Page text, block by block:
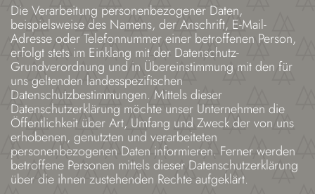
Die Verarbeitung personenbezogener Daten,
beispielsweise des Namens, der Anschrift, E-Mail-
Adresse oder Telefonnummer einer betroffenen Person,
erfolgt stets im Einklang mit der Datenschutz-
Grundverordnung und in Übereinstimmung mit den für
uns geltenden landesspezifischen
Datenschutzbestimmungen. Mittels dieser
Datenschutzerklärung möchte unser Unternehmen die
Öffentlichkeit über Art, Umfang und Zweck der von uns
erhobenen, genutzten und verarbeiteten
personenbezogenen Daten informieren. Ferner werden
betroffene Personen mittels dieser Datenschutzerklärung
über die ihnen zustehenden Rechte aufgeklärt.